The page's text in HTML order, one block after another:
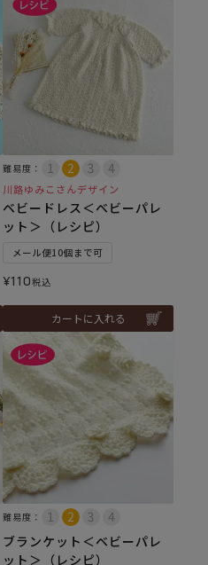
難易度：
川路ゆみこさんデザイン
ベビードレス＜ベビーパレ
ット＞（レシピ）
メール便10個まで可
¥110税込
カートに入れる
難易度：
ブランケット＜ベビーパレ
ット＞（レシピ）